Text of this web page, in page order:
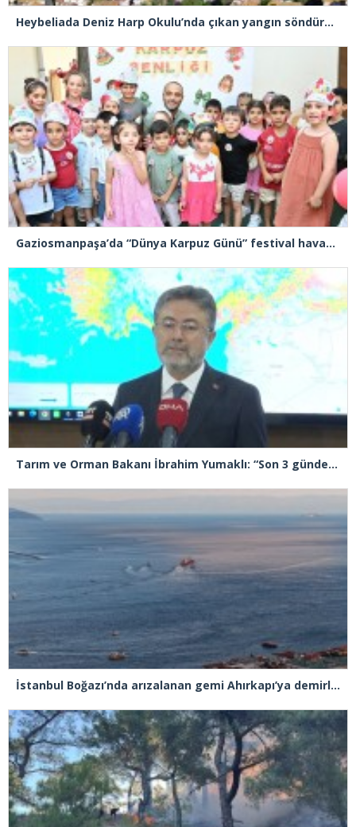
Heybeliada Deniz Harp Okulu’nda çıkan yangın söndürüldü
Gaziosmanpaşa’da “Dünya Karpuz Günü” festival havasında kutlandı
Tarım ve Orman Bakanı İbrahim Yumaklı: “Son 3 günde 260 yangına müdahale ettik, 258’i kontrol altına aldık”
İstanbul Boğazı’nda arızalanan gemi Ahırkapı’ya demirlendi